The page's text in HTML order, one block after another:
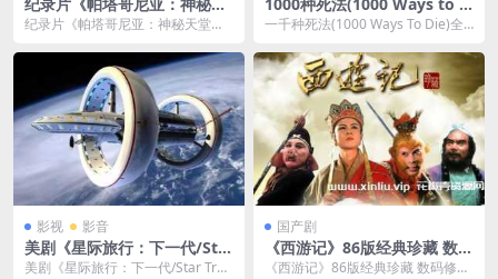
堂》[MP4/17.2GB]云网盘下
纪录片《帕塔哥尼亚：神秘天堂》
缩处理，...
ie)第1-6季全集高清纪录片打
包[MP4/30.81GB]百度云网盘
下载
一千种死法(1000 Ways To Die)全
[...
影视 影音
美剧《星际旅行：下一代/Star
Trek: The Next Generatio
美剧《星际旅行：下一代/Star Tre
国产剧
《西游记》86版经典珍藏 数码
修复未删减版 [MPG/167GB]
《西游记》86版经典珍藏 数码修复